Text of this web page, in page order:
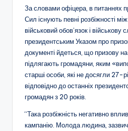
За словами офіцера, в питаннях
Сил існують певні розбіжності
військовий обов’язок і військову
президентським Указом про
документі йдеться, що призову
підлягають громадяни, яким
старші особи, які не досягли 27-
відповідно до останніх
громадян з 20 років.
“Така розбіжність негативно
кампанію. Молода людина,